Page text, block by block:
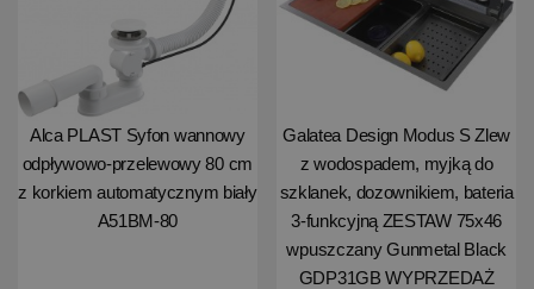
Alca PLAST Syfon wannowy
odpływowo-przelewowy 80 cm
z korkiem automatycznym biały
A51BM-80
Galatea Design Modus S Zlew
z wodospadem, myjką do
szklanek, dozownikiem, bateria
3-funkcyjną ZESTAW 75x46
wpuszczany Gunmetal Black
GDP31GB WYPRZEDAŻ